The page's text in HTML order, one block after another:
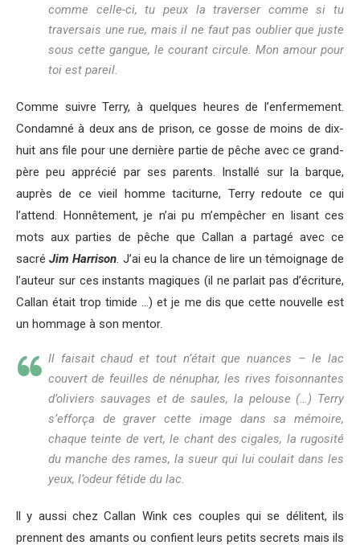
comme celle-ci, tu peux la traverser comme si tu
traversais une rue, mais il ne faut pas oublier que juste
sous cette gangue, le courant circule. Mon amour pour
toi est pareil.
Comme suivre Terry, à quelques heures de l’enfermement.
Condamné à deux ans de prison, ce gosse de moins de dix-
huit ans file pour une dernière partie de pêche avec ce grand-
père peu apprécié par ses parents. Installé sur la barque,
auprès de ce vieil homme taciturne, Terry redoute ce qui
l’attend. Honnêtement, je n’ai pu m’empêcher en lisant ces
mots aux parties de pêche que Callan a partagé avec ce
sacréJim Harrison. J’ai eu la chance de lire un témoignage de
l’auteur sur ces instants magiques (il ne parlait pas d’écriture,
Callan était trop timide …) et je me dis que cette nouvelle est
un hommage à son mentor.
Il faisait chaud et tout n’était que nuances – le lac
couvert de feuilles de nénuphar, les rives foisonnantes
d’oliviers sauvages et de saules, la pelouse (…) Terry
s’efforça de graver cette image dans sa mémoire,
chaque teinte de vert, le chant des cigales, la rugosité
du manche des rames, la sueur qui lui coulait dans les
yeux, l’odeur fétide du lac.
ll y aussi chez Callan Wink ces couples qui se délitent, ils
prennent des amants ou confient leurs petits secrets mais ils